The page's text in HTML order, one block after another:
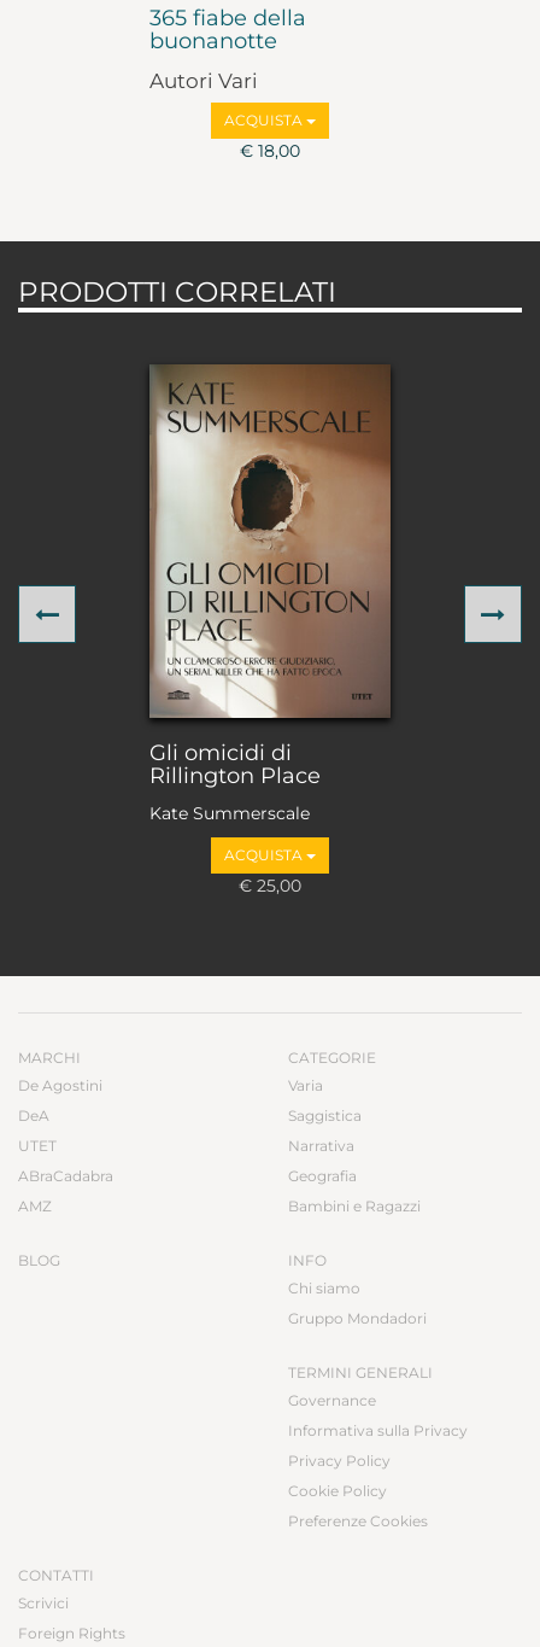
365 fiabe della
buonanotte
Autori Vari
ACQUISTA
€ 18,00
PRODOTTI CORRELATI
Gli omicidi di
Rillington Place
Kate Summerscale
ACQUISTA
€ 25,00
Previous
MARCHI
De Agostini
DeA
UTET
ABraCadabra
AMZ
BLOG
CATEGORIE
Varia
Saggistica
Narrativa
Geografia
Bambini e Ragazzi
INFO
Chi siamo
Gruppo Mondadori
TERMINI GENERALI
Governance
Informativa sulla Privacy
Privacy Policy
Cookie Policy
Preferenze Cookies
CONTATTI
Scrivici
Foreign Rights